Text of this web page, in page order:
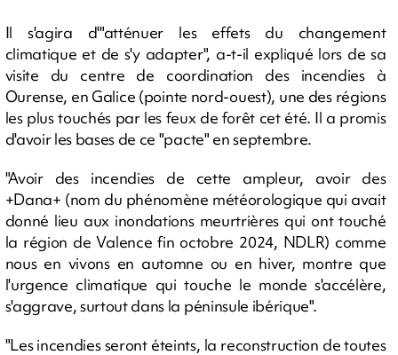
Il s'agira d'"atténuer les effets du changement
climatique et de s'y adapter", a-t-il expliqué lors de sa
visite du centre de coordination des incendies à
Ourense, en Galice (pointe nord-ouest), une des régions
les plus touchés par les feux de forêt cet été. Il a promis
d'avoir les bases de ce "pacte" en septembre.
"Avoir des incendies de cette ampleur, avoir des
+Dana+ (nom du phénomène météorologique qui avait
donné lieu aux inondations meurtrières qui ont touché
la région de Valence fin octobre 2024, NDLR) comme
nous en vivons en automne ou en hiver, montre que
l'urgence climatique qui touche le monde s'accélère,
s'aggrave, surtout dans la péninsule ibérique".
"Les incendies seront éteints, la reconstruction de toutes